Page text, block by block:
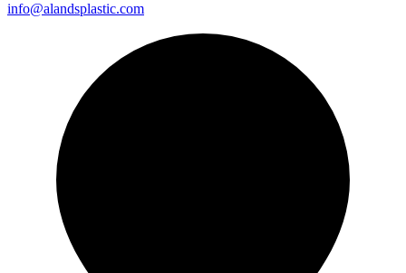
info@alandsplastic.com